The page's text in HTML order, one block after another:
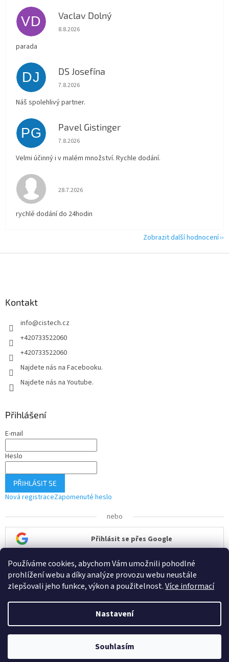
Používáme cookies, abychom Vám umožnili pohodlné
prohlížení webu a díky analýze provozu webu neustále
zlepšovali jeho funkce, výkon a použitelnost.Více informací
Nastavení
Souhlasím
VD Vaclav Dolný
Hodnocení obchodu je 5 z 5 hvězdiček.
8.8.2026
parada
DJ DS Josefína
Hodnocení obchodu je 5 z 5 hvězdiček.
7.8.2026
Náš spolehlivý partner.
PG Pavel Gistinger
Hodnocení obchodu je 5 z 5 hvězdiček.
7.8.2026
Velmi účinný i v malém množství. Rychle dodání.
Hodnocení obchodu je 5 z 5 hvězdiček.
28.7.2026
rychlé dodání do 24hodin
Zobrazit další hodnocení
Kontakt
info@cistech.cz
+420733522060
+420733522060
Najdete nás na Facebooku.
Najdete nás na Youtube.
Přihlášení
E-mail
Heslo
PŘIHLÁSIT SE
Nová registraceZapomenuté heslo
nebo
Přihlásit se přes Google
Přihlásit se přes Seznam
Vytvořil Shoptet
ČisTech. Všechna práva vyhrazena.